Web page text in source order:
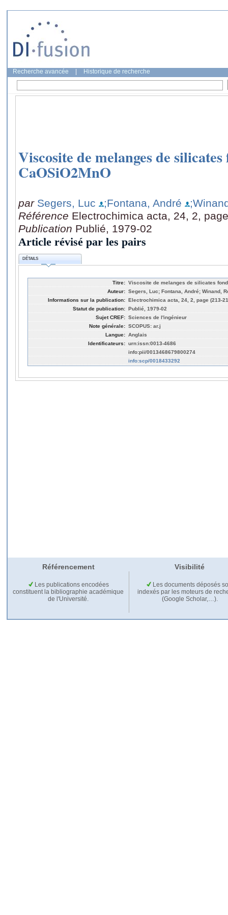
Recherche avancée Historique de recherche
Viscosite de melanges de
CaOSiO2MnO
par Segers, Luc ;Fontana, André
Référence Electrochimica acta, 24, 2,
Publication Publié, 1979-02
Article révisé par les pairs
DÉTAILS
Titre: Viscosite de melanges de silicates
Auteur: Segers, Luc; Fontana, André; Winand,
Informations sur la publication: Electrochimica acta, 24, 2, page (213-
Statut de publication: Publié, 1979-02
Sujet CREF: Sciences de l'ingénieur
Note générale: SCOPUS: ar.j
Langue: Anglais
Identificateurs: urn:issn:0013-4686
info:pii/0013468679800274
info:scp/0018433292
Référencement Visibilité
Les publications encodées
constituent la bibliographie académique
de l'Université.
Les documents déposés
indexés par les moteurs de
(Google Scholar,…).